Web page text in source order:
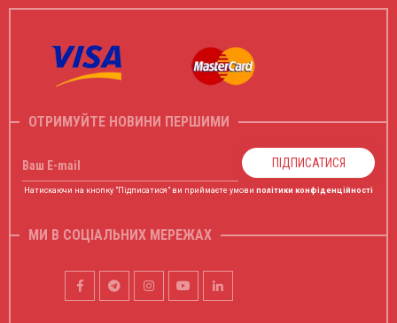
ОТРИМУЙТЕ НОВИНИ ПЕРШИМИ
Ваш E-mail ПІДПИСАТИСЯ
Натискаючи на кнопку "Підписатися" ви приймаєте умови політики конфіденційності
МИ В СОЦІАЛЬНИХ МЕРЕЖАХ